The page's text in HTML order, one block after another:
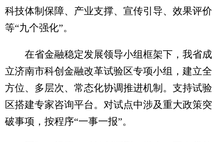
科技体制保障、产业支撑、宣传引导、效果评价
等“九个强化”。
在省金融稳定发展领导小组框架下，我省成
立济南市科创金融改革试验区专项小组，建立全
方位、多层次、常态化协调推进机制。支持试验
区搭建专家咨询平台。对试点中涉及重大政策突
破事项，按程序“一事一报”。